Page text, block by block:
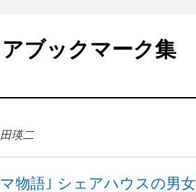
ブックマーク集
瑛二
物語｣ シェアハウスの男